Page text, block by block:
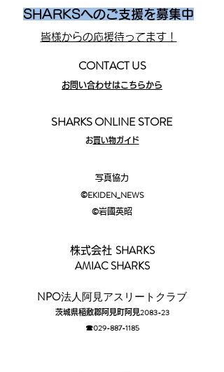
SHARKSへのご支援を募集中
皆様からの応援待ってます！
CONTACT US
お問い合わせはこちらから
SHARKS ONLINE STORE
​お買い物ガイド
写真協力
©EKIDEN_NEWS
©︎岩國英昭
株式会社 SHARKS
AMIAC SHARKS
​NPO法人阿見アスリートクラブ
茨城県稲敷郡阿見町阿見2083-23
☎029-887-1185​